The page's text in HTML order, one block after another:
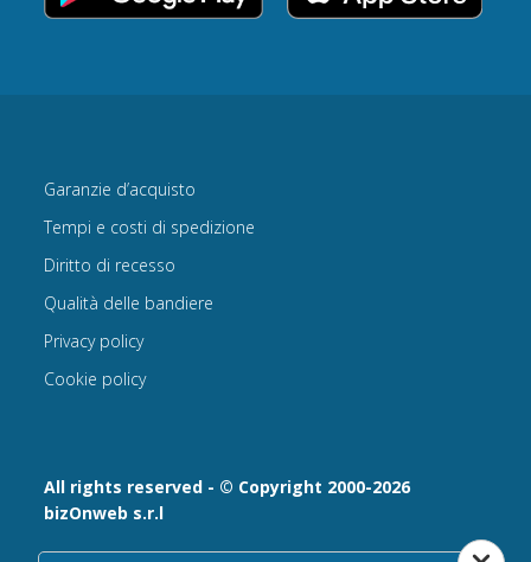
All rights reserved - © Copyright 2000-2026
bizOnweb s.r.l
Via Fratelli Bandiera 18, 25122 - Brescia, Italia
Garanzie d’acquisto
Tempi e costi di spedizione
Diritto di recesso
Qualità delle bandiere
Privacy policy
Cookie policy